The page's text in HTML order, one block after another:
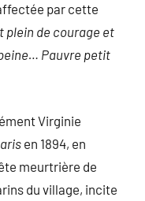
par cette
plein de courage et
Pauvre petit
Virginie
en 1894, en
meurtrière de
du village, incite